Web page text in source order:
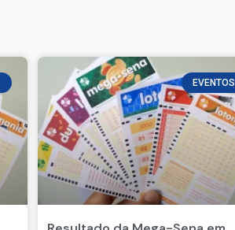
EVENTOS